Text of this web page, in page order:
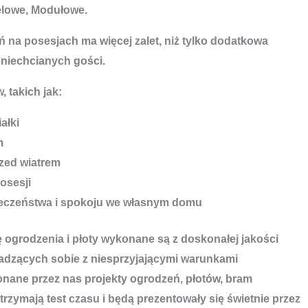
Modułowe.
na posesjach ma więcej zalet, niż tylko dodatkowa
gości.
takich jak:
wiatrem
i spokoju we własnym domu
i płoty wykonane są z doskonałej jakości
sobie z niesprzyjającymi warunkami
przez nas projekty ogrodzeń, płotów, bram
test czasu i będą prezentowały się świetnie przez